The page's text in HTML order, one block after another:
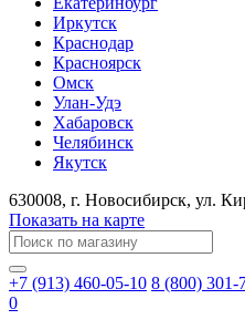
Иркутск
Краснодар
Красноярск
Омск
Улан-Удэ
Хабаровск
Челябинск
Якутск
630008, г. Новосибирск, ул.
Показать на карте
+7 (913) 460-05-10 8 (800) 301-
0